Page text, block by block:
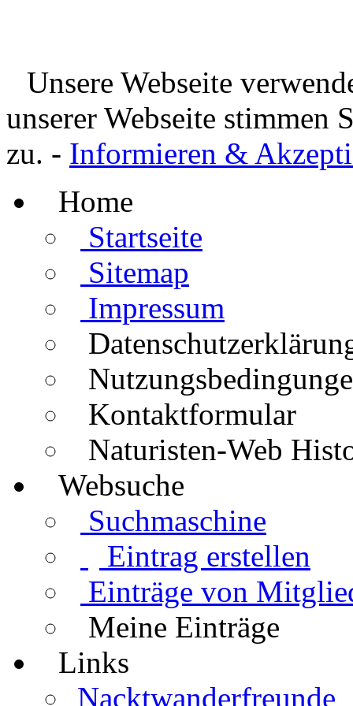
Unsere Webseite
unserer Webseite stimmen
zu. - Informieren &
Home
Startseite
Sitemap
Impressum
Kontaktformular
Naturisten-Web
Websuche
Suchmaschine
Eintrag erstellen
Einträge von
Meine Einträge
Links
Nacktwanderfreunde